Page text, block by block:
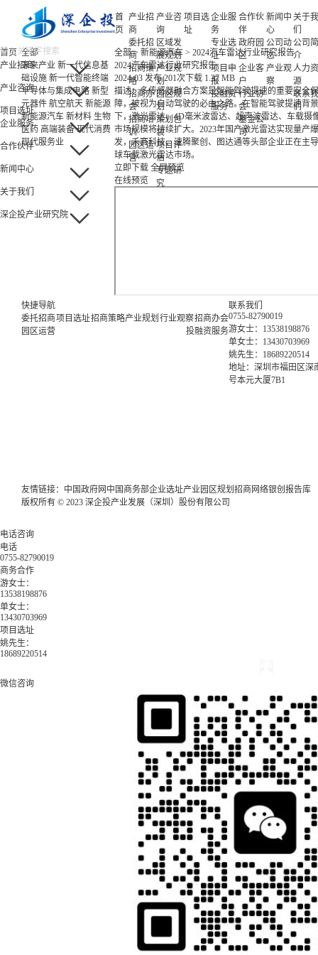
首
页
产业招
商
委托招
商
招商策
略
招商办
会
招商培
训
园区运
营
产业咨
询
区域发
展规划
产业规
划
园区规
划
策划包
装
项目评
估
专题研
究
项目选
址
企业服
务
专业选
址
项目申
报
投融资
服务
合作伙
伴
政府园
区
企业客
户
行业协
会
基金公
司
新闻中
心
公司动
态
产业观
察
关于
们
公司
介
人力
源
联系
们
首页
产业招商
产业咨询
项目选址
企业服务
合作伙伴
新闻中心
关于我们
深企投产业研究院
全部
未来产业 新一代信息基
础设施 新一代智能终端
半导体与集成电路 新型
元器件 航空航天 新能源
新能源汽车 新材料 生物
医药 高端装备 现代消费
现代服务业
全部> 新能源汽车> 2024汽车雷达行业研究报告
2024汽车雷达行业研究报告
2024-03 发布 201次下载 1.37 MB
描述：多传感器融合方案是智能驾驶提速的重要安全保
障，被视为自动驾驶的必由之路。在智能驾驶提速背景
下，激光雷达、4D毫米波雷达、超声波雷达、车载摄
市场规模将持续扩大。2023年国产激光雷达实现量产爆
发，禾赛科技、速腾聚创、图达通等头部企业正在主
球车载激光雷达市场。
立即下载 全屏预览
在线预览
快捷导航
委托招商项目选址招商策略产业规划 行业观察招商办会
园区运营
投融资服务
联系我们
0755-82790019
游女士：13538198876
单女士：13430703969
姚先生：18689220514
地址：深圳市福田区深
号本元大厦7B1
友情链接： 中国政府网 中国商务部企业选址产业园区规划 招商网络银创报告库
版权所有 © 2023 深企投产业发展（深圳）股份有限公司
电话咨询
电话
0755-82790019
商务合作
游女士：
13538198876
单女士：
13430703969
项目选址
姚先生：
18689220514
微信咨询